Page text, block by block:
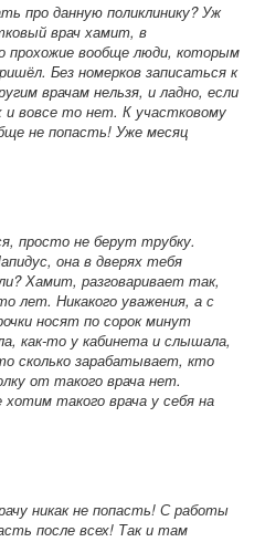
про данную поликлинику? Уж
врач хамит, в
прохожие вообще люди, которым
Без номерков записаться к
врачам нельзя, и ладно, если
и вовсе то нет. К участковому
не попасть! Уже месяц
просто не берут трубку.
она в дверях тебя
Хамит, разговаривает так,
лет. Никакого уважения, а с
носят по сорок минут
как-то у кабинета и слышала,
сколько зарабатывает, кто
от такого врача нет.
такого врача у себя на
никак не попасть! С работы
после всех! Так и там